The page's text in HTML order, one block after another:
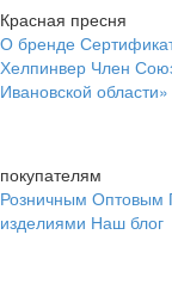
Красная пресня
О бренде
Хелпинвер Член
Ивановской области»
покупателям
Розничным Оптовым
изделиями Наш блог